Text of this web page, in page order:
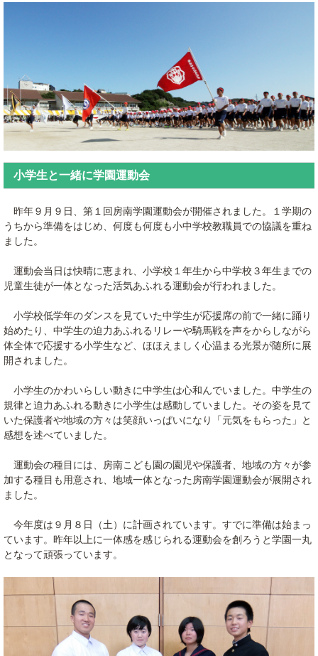
小学生と一緒に学園運動会
昨年９月９日、第１回房南学園運動会が開催されました。１学期の
うちから準備をはじめ、何度も何度も小中学校教職員での協議を重ね
ました。
運動会当日は快晴に恵まれ、小学校１年生から中学校３年生までの
児童生徒が一体となった活気あふれる運動会が行われました。
小学校低学年のダンスを見ていた中学生が応援席の前で一緒に踊り
始めたり、中学生の迫力あふれるリレーや騎馬戦を声をからしながら
体全体で応援する小学生など、ほほえましく心温まる光景が随所に展
開されました。
小学生のかわいらしい動きに中学生は心和んでいました。中学生の
規律と迫力あふれる動きに小学生は感動していました。その姿を見て
いた保護者や地域の方々は笑顔いっぱいになり「元気をもらった」と
感想を述べていました。
運動会の種目には、房南こども園の園児や保護者、地域の方々が参
加する種目も用意され、地域一体となった房南学園運動会が展開され
ました。
今年度は９月８日（土）に計画されています。すでに準備は始まっ
ています。昨年以上に一体感を感じられる運動会を創ろうと学園一丸
となって頑張っています。